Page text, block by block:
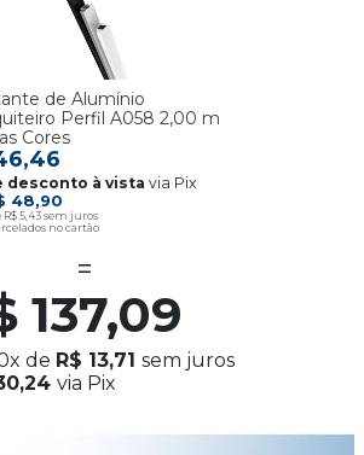
de Alumínio
Perfil A058 2,00 m
Cores
48,90
R$ 5,43
via Pix
137,09
de R$ 13,71 sem juros
via Pix